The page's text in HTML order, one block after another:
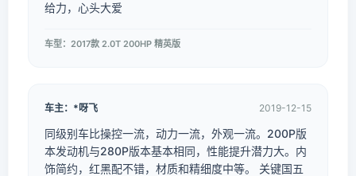
给力，心头大爱
车型：2017款 2.0T 200HP 精英版
车主：*呀飞 2019-12-15
同级别车比操控一流，动力一流，外观一流。200P版
本发动机与280P版本基本相同，性能提升潜力大。内
饰简约，红黑配不错，材质和精细度中等。 关键国五